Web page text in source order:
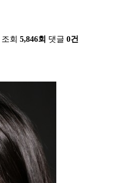
조회 5,846회 댓글 0건